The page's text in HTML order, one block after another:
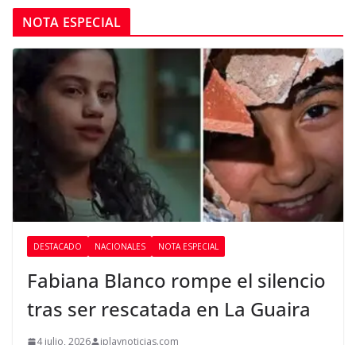
NOTA ESPECIAL
DESTACADO NACIONALES NOTA ESPECIAL
Fabiana Blanco rompe el silencio
tras ser rescatada en La Guaira
4 julio, 2026 iplaynoticias.com